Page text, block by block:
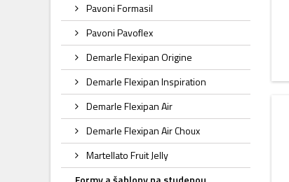
Pavoni Formasil
Pavoni Pavoflex
Demarle Flexipan Origine
Demarle Flexipan Inspiration
Demarle Flexipan Air
Demarle Flexipan Air Choux
Martellato Fruit Jelly